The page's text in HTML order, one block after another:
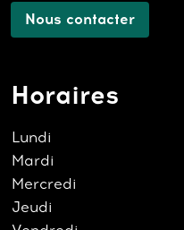
Nous contacter
Horaires
Lundi
Mardi
Mercredi
Jeudi